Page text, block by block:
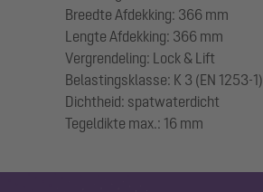
Breedte Afdekking: 366 mm
Lengte Afdekking: 366 mm
Vergrendeling: Lock & Lift
Belastingsklasse: K 3 (EN 1253-1)
Dichtheid: spatwaterdicht